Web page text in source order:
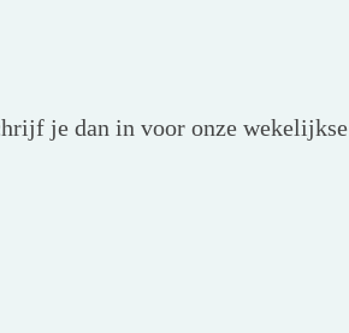
je dan in voor onze wekelijkse